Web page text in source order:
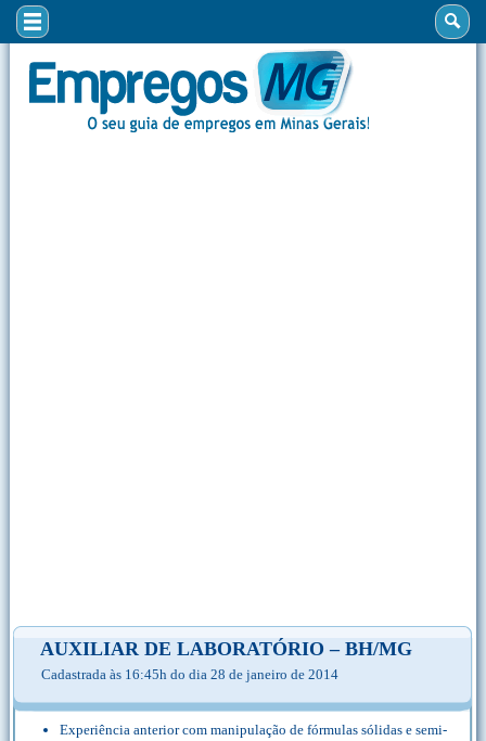
AUXILIAR DE LABORATÓRIO – BH/MG
Cadastrada às 16:45h do dia 28 de janeiro de 2014
Experiência anterior com manipulação de fórmulas sólidas e semi-